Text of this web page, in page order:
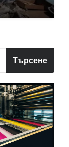
Търсене